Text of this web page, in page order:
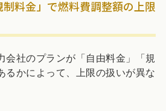
制料金」で燃料費調整額の上限
会社のプランが「自由料金」「規
るかによって、上限の扱いが異な